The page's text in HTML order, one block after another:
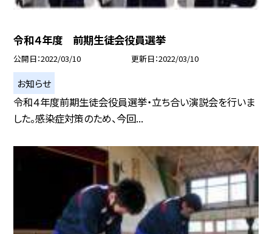
令和４年度 前期生徒会役員選挙
公開日 2022/03/10 更新日 2022/03/10
お知らせ
令和４年度前期生徒会役員選挙・立ち合い演説会を行いま
した。感染症対策のため、今回...